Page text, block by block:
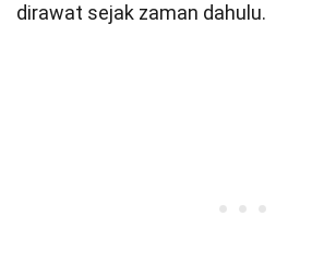
dirawat sejak zaman dahulu.